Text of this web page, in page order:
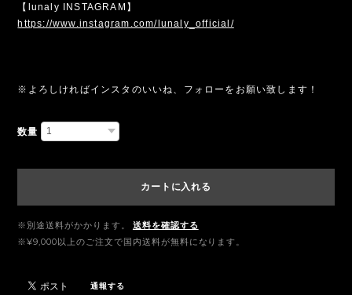
【lunaly INSTAGRAM】
https://www.instagram.com/lunaly_official/
※よろしければインスタのいいね、フォローをお願い致します！
数量
カートに入れる
※別途送料がかかります。
送料を確認する
※¥9,000以上のご注文で国内送料が無料になります。
通報する